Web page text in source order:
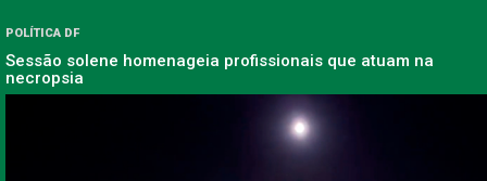
POLÍTICA DF
Sessão solene homenageia profissionais que atuam na
necropsia